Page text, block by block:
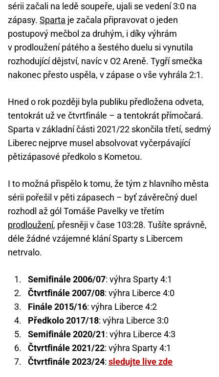
sérii začali na ledě soupeře, ujali se vedení 3:0 na
zápasy. Sparta je začala připravovat o jeden
postupový mečbol za druhým, i díky výhrám
v prodloužení pátého a šestého duelu si vynutila
rozhodující dějství, navíc v O2 Areně. Tygří smečka
nakonec přesto uspěla, v zápase o vše vyhrála 2:1.
Hned o rok později byla publiku předložena odveta,
tentokrát už ve čtvrtfinále – a tentokrát přímočará.
Sparta v základní části 2021/22 skončila třetí, sedmý
Liberec nejprve musel absolvovat vyčerpávající
pětizápasové předkolo s Kometou.
I to možná přispělo k tomu, že tým z hlavního města
sérii pořešil v pěti zápasech – byť závěrečný duel
rozhodl až gól Tomáše Pavelky ve třetím
prodloužení, přesněji v čase 103:28. Tušíte správně,
déle žádné vzájemné klání Sparty s Libercem
netrvalo.
Semifinále 2006/07: výhra Sparty 4:1
Čtvrtfinále 2007/08: výhra Liberce 4:0
Finále 2015/16: výhra Liberce 4:2
Předkolo 2017/18: výhra Liberce 3:0
Semifinále 2020/21: výhra Liberce 4:3
Čtvrtfinále 2021/22: výhra Sparty 4:1
Čtvrtfinále 2023/24: sledujte live zde